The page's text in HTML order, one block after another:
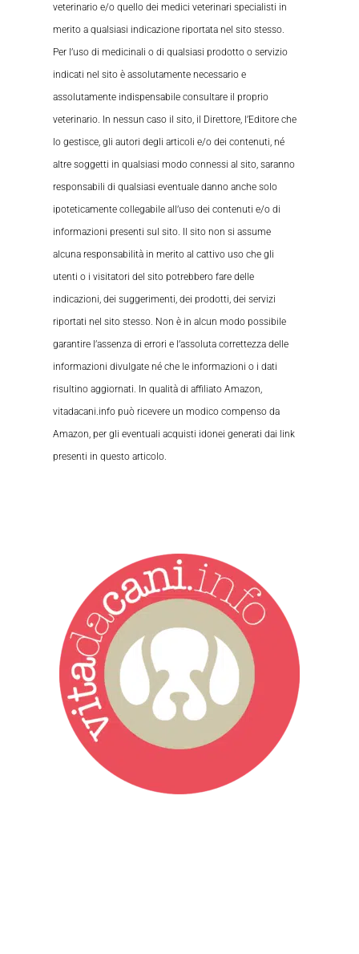
veterinario e/o quello dei medici veterinari specialisti in
merito a qualsiasi indicazione riportata nel sito stesso.
Per l’uso di medicinali o di qualsiasi prodotto o servizio
indicati nel sito è assolutamente necessario e
assolutamente indispensabile consultare il proprio
veterinario. In nessun caso il sito, il Direttore, l’Editore che
lo gestisce, gli autori degli articoli e/o dei contenuti, né
altre soggetti in qualsiasi modo connessi al sito, saranno
responsabili di qualsiasi eventuale danno anche solo
ipoteticamente collegabile all’uso dei contenuti e/o di
informazioni presenti sul sito. Il sito non si assume
alcuna responsabilità in merito al cattivo uso che gli
utenti o i visitatori del sito potrebbero fare delle
indicazioni, dei suggerimenti, dei prodotti, dei servizi
riportati nel sito stesso. Non è in alcun modo possibile
garantire l’assenza di errori e l’assoluta correttezza delle
informazioni divulgate né che le informazioni o i dati
risultino aggiornati. In qualità di affiliato Amazon,
vitadacani.info può ricevere un modico compenso da
Amazon, per gli eventuali acquisti idonei generati dai link
presenti in questo articolo.